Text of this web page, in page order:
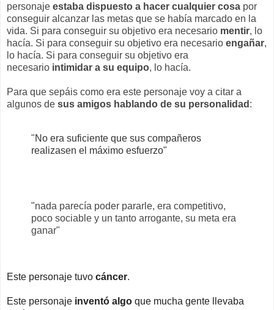
personaje estaba dispuesto a hacer cualquier cosa por
conseguir alcanzar las metas que se había marcado en la
vida. Si para conseguir su objetivo era necesario mentir, lo
hacía. Si para conseguir su objetivo era necesario engañar,
lo hacía. Si para conseguir su objetivo era
necesario intimidar a su equipo, lo hacía.
Para que sepáis como era este personaje voy a citar a
algunos de sus amigos hablando de su personalidad :
"No era suficiente que sus compañeros
realizasen el máximo esfuerzo"
"nada parecía poder pararle, era competitivo,
poco sociable y un tanto arrogante, su meta era
ganar"
Este personaje tuvo cáncer.
Este personaje inventó algo que mucha gente llevaba